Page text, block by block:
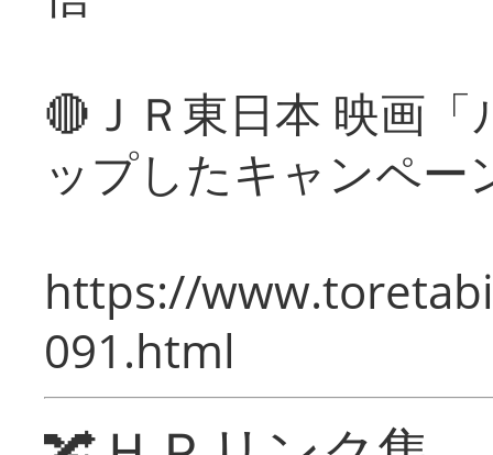
🔴ＪＲ東日本 映画
ップしたキャンペー
https://
091.html